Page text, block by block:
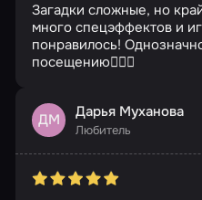
Загадки сложные, но
много спецэффектов и
понравилось!
посещению👍🏻🔥
ДМ Дарья Муханова
Любитель